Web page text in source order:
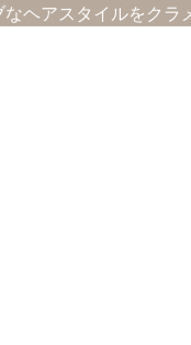
ヘアスタイルをク